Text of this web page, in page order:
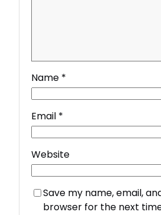
Name *
Email *
Website
Save my name, email,
browser for the next